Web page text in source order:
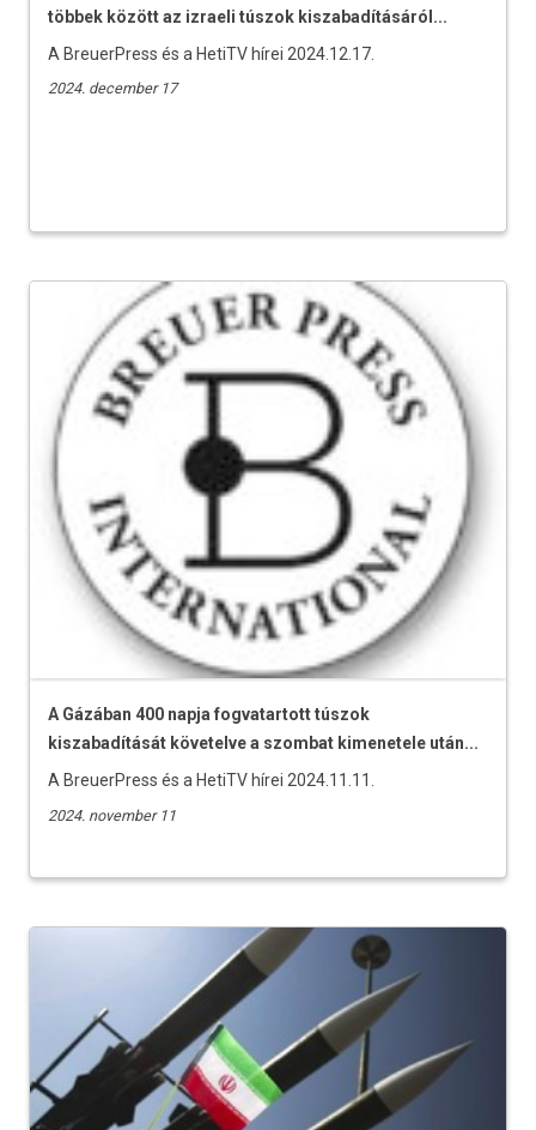
többek között az izraeli túszok kiszabadításáról...
A BreuerPress és a HetiTV hírei 2024.12.17.
2024. december 17
A Gázában 400 napja fogvatartott túszok
kiszabadítását követelve a szombat kimenetele után...
A BreuerPress és a HetiTV hírei 2024.11.11.
2024. november 11